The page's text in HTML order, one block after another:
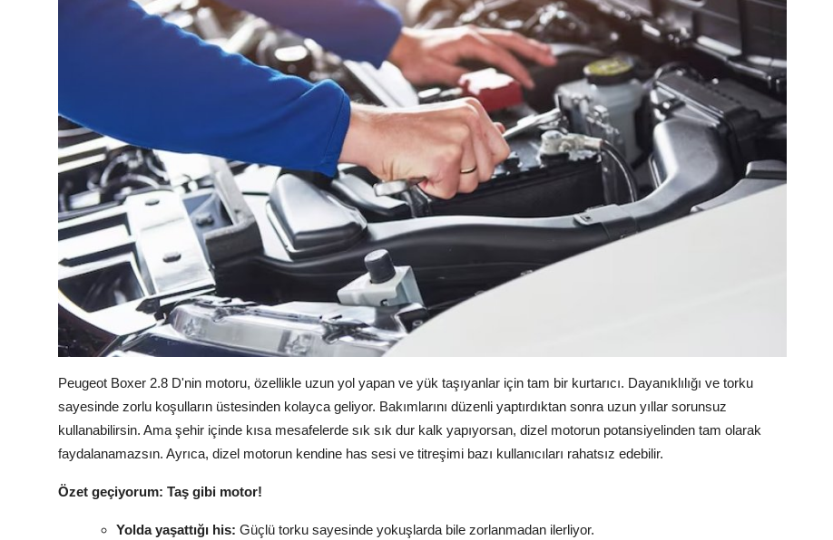
Peugeot Boxer 2.8 D'nin motoru, özellikle uzun yol yapan ve yük taşıyanlar için tam bir kurtarıcı. Dayanıklılığı ve torku
sayesinde zorlu koşulların üstesinden kolayca geliyor. Bakımlarını düzenli yaptırdıktan sonra uzun yıllar sorunsuz
kullanabilirsin. Ama şehir içinde kısa mesafelerde sık sık dur kalk yapıyorsan, dizel motorun potansiyelinden tam olarak
faydalanamazsın. Ayrıca, dizel motorun kendine has sesi ve titreşimi bazı kullanıcıları rahatsız edebilir.
Özet geçiyorum: Taş gibi motor!
Yolda yaşattığı his: Güçlü torku sayesinde yokuşlarda bile zorlanmadan ilerliyor.